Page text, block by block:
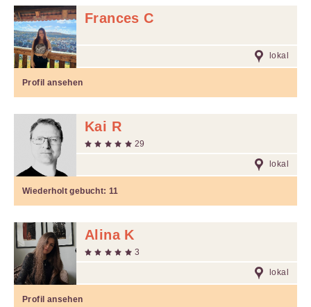
Frances C
lokal
Profil ansehen
Kai R
29
lokal
Wiederholt gebucht:11
Alina K
3
lokal
Profil ansehen